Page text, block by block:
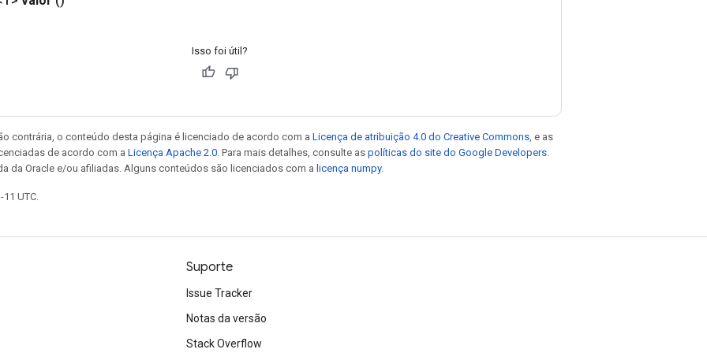
Isso foi útil?
contrária, o conteúdo desta página é licenciado de acordo com a Licença de atribuição 4.0 do Creative Commons , e as
de acordo com a Licença Apache 2.0 . Para mais detalhes, consulte as políticas do site do Google Developers
da Oracle e/ou afiliadas. Alguns conteúdos são licenciados com a licença numpy.
UTC.
Suporte
Issue Tracker
Notas da versão
Stack Overflow